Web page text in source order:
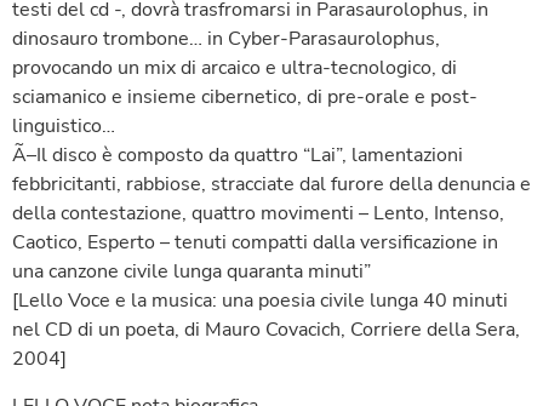
testi del cd -, dovrà trasfromarsi in Parasaurolophus, in
dinosauro trombone… in Cyber-Parasaurolophus,
provocando un mix di arcaico e ultra-tecnologico, di
sciamanico e insieme cibernetico, di pre-orale e post-
linguistico…
Ã–Il disco è composto da quattro “Lai”, lamentazioni
febbricitanti, rabbiose, stracciate dal furore della denuncia e
della contestazione, quattro movimenti – Lento, Intenso,
Caotico, Esperto – tenuti compatti dalla versificazione in
una canzone civile lunga quaranta minuti”
[Lello Voce e la musica: una poesia civile lunga 40 minuti
nel CD di un poeta, di Mauro Covacich, Corriere della Sera,
2004]